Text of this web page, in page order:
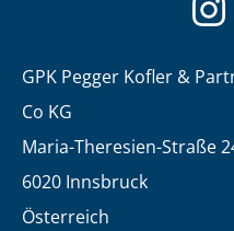
GPK Pegger Kofler &
Co KG
Maria-Theresien-Straße
6020 Innsbruck
Österreich